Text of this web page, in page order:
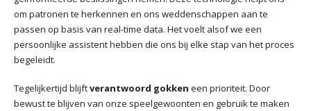
om patronen te herkennen en ons weddenschappen aan te
passen op basis van real-time data. Het voelt alsof we een
persoonlijke assistent hebben die ons bij elke stap van het proces
begeleidt.
Tegelijkertijd blijftverantwoord gokken een prioriteit. Door
bewust te blijven van onze speelgewoonten en gebruik te maken